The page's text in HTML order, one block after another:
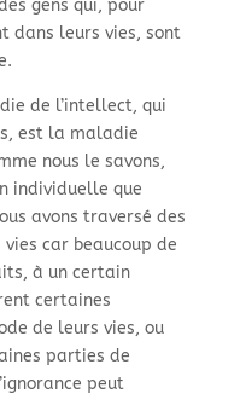
gens qui, pour
dans leurs vies, sont
de l’intellect, qui
est la maladie
nous le savons,
individuelle que
avons traversé des
car beaucoup de
à un certain
certaines
de leurs vies, ou
parties de
peut